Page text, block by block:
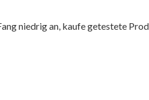
niedrig an, kaufe getestete